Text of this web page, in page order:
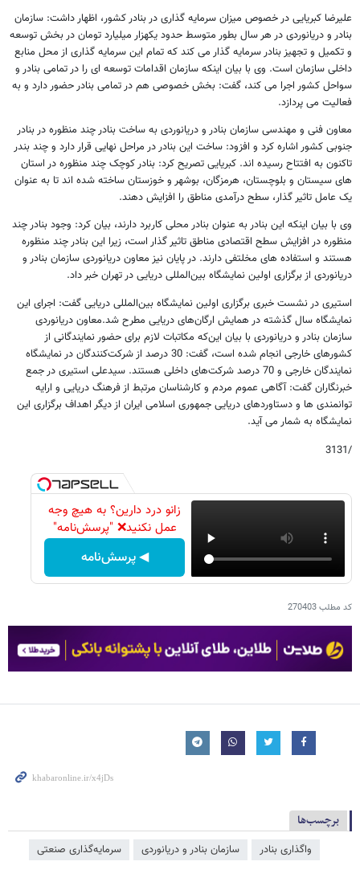
علیرضا کبریایی در خصوص میزان سرمایه گذاری در بنادر کشور، اظهار داشت: سازمان
بنادر و دریانوردی در هر سال بطور متوسط حدود یکهزار میلیارد تومان در بخش توسعه
و تکمیل و تجهیز بنادر سرمایه گذار می کند که تمام این سرمایه گذاری از محل منابع
داخلی سازمان است. وی با بیان اینکه سازمان اقدامات توسعه ای را در تمامی بنادر و
سواحل کشور اجرا می کند، گفت: بخش خصوصی هم در تمامی بنادر حضور دارد و به
فعالیت می پردازد.
معاون فنی و مهندسی سازمان بنادر و دریانوردی به ساخت بنادر چند منظوره در بنادر
جنوبی کشور اشاره کرد و افزود: ساخت این بنادر در مراحل نهایی قرار دارد و چند بندر
تاکنون به افتتاح رسیده اند. کبریایی تصریح کرد: بنادر کوچک چند منظوره در استان
های سیستان و بلوچستان، هرمزگان، بوشهر و خوزستان ساخته شده اند تا به عنوان
یک عامل تاثیر گذار، سطح درآمدی مناطق را افزایش دهند.
وی با بیان اینکه این بنادر به عنوان بنادر محلی کاربرد دارند، بیان کرد: وجود بنادر چند
منظوره در افزایش سطح اقتصادی مناطق تاثیر گذار است، زیرا این بنادر چند منظوره
هستند و استفاده های مخلتفی دارند. در پایان نیز معاون دریانوردی سازمان بنادر و
دریانوردی از برگزاری اولین نمایشگاه بین‌المللی دریایی در تهران خبر داد.
استیری در نشست خبری برگزاری اولین نمایشگاه بین‌المللی دریایی گفت: اجرای این
نمایشگاه سال گذشته در همایش ارگان‌های دریایی مطرح شد.معاون دریانوردی
سازمان بنادر و دریانوردی با بیان این‌که مکاتبات لازم برای حضور نمایندگانی از
کشور‌های خارجی انجام شده است، گفت: 30 درصد از شرکت‌کنندگان در نمایشگاه
نمایندگان خارجی و 70 درصد شرکت‌های داخلی هستند. سیدعلی استیری در جمع
خبرنگاران گفت: آگاهی عموم مردم و کارشناسان مرتبط از فرهنگ دریایی و ارایه
توانمندی ها و دستاوردهای دریایی جمهوری اسلامی ایران از دیگر اهداف برگزاری این
نمایشگاه به شمار می آید.
/3131
زانو درد دارین؟ به هیچ وجه
عمل نکنید❌ "پرسش‌نامه"
◀ پرسش‌نامه
کد مطلب270403
برچسب‌ها
واگذاری بنادر سازمان بنادر و دریانوردی سرمایه‌گذاری صنعتی